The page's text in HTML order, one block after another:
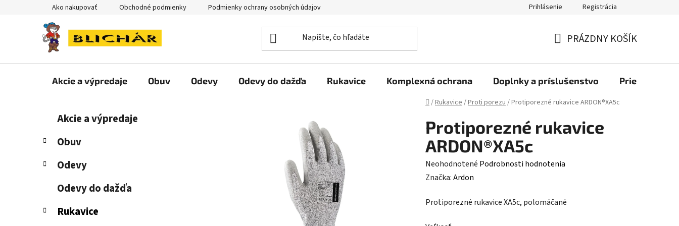
Ako nakupovať Obchodné podmienky Podmienky ochrany osobných údajov Prihlásenie Registrácia
KOŠÍK
PRÁZDNY KOŠÍK
Akcie a výpredaje Obuv Odevy Odevy do dažďa Rukavice Komplexná ochrana Doplnky a príslušenstvo Priemyselné
Domov
/Rukavice/Proti porezu/Protiporezné rukavice ARDON®XA5c
č
ý
n
Preskočiť
kategórie
e
ó
Akcie a výpredaje
Obuv
Odevy
Odevy do dažďa
Rukavice
Protiporezné rukavice
ARDON®XA5c
Priemerné
hodnotenie
je
Neohodnotené Podrobnosti hodnotenia
Značka:Ardon
Protiporezné rukavice XA5c, polomáčané